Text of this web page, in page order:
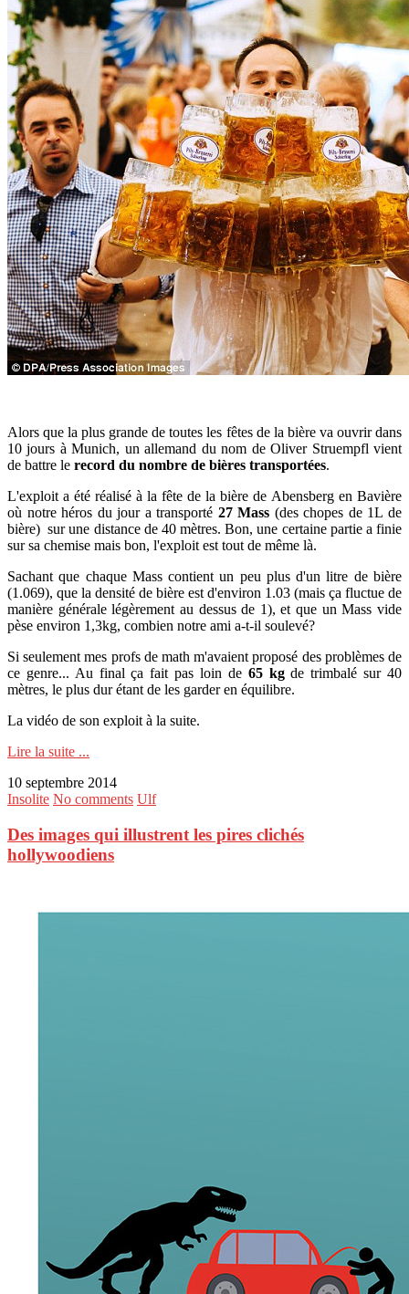
Alors que la plus grande de toutes les fêtes de la bière va ouvrir dans
10 jours à Munich, un allemand du nom de Oliver Struempfl vient
de battre le record du nombre de bières transportées.
L'exploit a été réalisé à la fête de la bière de Abensberg en Bavière
où notre héros du jour a transporté 27 Mass (des chopes de 1L de
bière) sur une distance de 40 mètres. Bon, une certaine partie a finie
sur sa chemise mais bon, l'exploit est tout de même là.
Sachant que chaque Mass contient un peu plus d'un litre de bière
(1.069), que la densité de bière est d'environ 1.03 (mais ça fluctue de
manière générale légèrement au dessus de 1), et que un Mass vide
pèse environ 1,3kg, combien notre ami a-t-il soulevé?
Si seulement mes profs de math m'avaient proposé des problèmes de
ce genre... Au final ça fait pas loin de65 kgde trimbalé sur 40
mètres, le plus dur étant de les garder en équilibre.
La vidéo de son exploit à la suite.
Lire la suite ...
10 septembre 2014
Insolite No comments Ulf
Des images qui illustrent les pires clichés
hollywoodiens